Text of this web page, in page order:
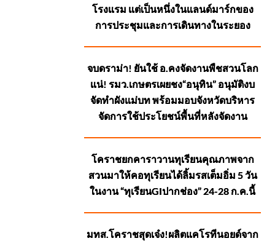
โรงแรม แต่เป็นหนึ่งในแลนด์มาร์กของ
การประชุมและการเดินทางในระยอง
จบดราม่า! ยันใช้ อ.คงจัดงานพืชสวนโลก
แน่! รมว.เกษตรเผยชง“อนุทิน” อนุมัติงบ
จัดทำผังแม่บท พร้อมมอบจังหวัดบริหาร
จัดการใช้ประโยชน์พื้นที่หลังจัดงาน
โคราชยกคาราวานทุเรียนคุณภาพจาก
สวนมาให้คอทุเรียนได้ลิ้มรสเต็มอิ่ม 5 วัน
ในงาน “ทุเรียนGIปากช่อง” 24-28 ก.ค.นี้
มทส.โคราชสุดเจ๋ง!ผลิตแคโรทีนอยด์จาก